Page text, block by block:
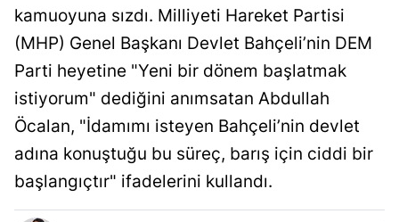
kamuoyuna sızdı. Milliyeti Hareket Partisi
(MHP) Genel Başkanı Devlet Bahçeli’nin DEM
Parti heyetine "Yeni bir dönem başlatmak
istiyorum" dediğini anımsatan Abdullah
Öcalan, "İdamımı isteyen Bahçeli’nin devlet
adına konuştuğu bu süreç, barış için ciddi bir
başlangıçtır" ifadelerini kullandı.